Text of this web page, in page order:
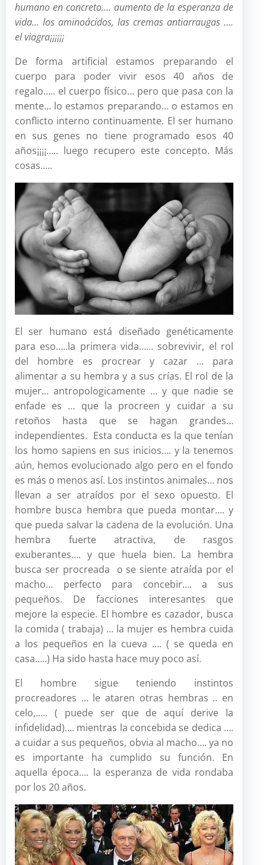
humano en concreto…. aumento de la esperanza de
vida… los aminoácidos, las cremas antiarraugas ….
el viagra¡¡¡¡¡¡
De forma artificial estamos preparando el
cuerpo para poder vivir esos 40 años de
regalo….. el cuerpo físico… pero que pasa con la
mente… lo estamos preparando… o estamos en
conflicto interno continuamente. El ser humano
en sus genes no tiene programado esos 40
años¡¡¡¡….. luego recupero este concepto. Más
cosas…..
El ser humano está diseñado genéticamente
para eso…..la primera vida…… sobrevivir, el rol
del hombre es procrear y cazar … para
alimentar a su hembra y a sus crías. El rol de la
mujer… antropologicamente … y que nadie se
enfade es … que la procreen y cuidar a su
retoños hasta que se hagan grandes…
independientes. Esta conducta es la que tenían
los homo sapiens en sus inicios…. y la tenemos
aún, hemos evolucionado algo pero en el fondo
es más o menos así. Los instintos animales… nos
llevan a ser atraídos por el sexo opuesto. El
hombre busca hembra que pueda montar…. y
que pueda salvar la cadena de la evolución. Una
hembra fuerte atractiva, de rasgos
exuberantes…. y que huela bien. La hembra
busca ser procreada o se siente atraída por el
macho… perfecto para concebir…. a sus
pequeños. De facciones interesantes que
mejore la especie. El hombre es cazador, busca
la comida ( trabaja) … la mujer es hembra cuida
a los pequeños en la cueva …. ( se queda en
casa…..) Ha sido hasta hace muy poco así.
El hombre sigue teniendo instintos
procreadores … le ataren otras hembras .. en
celo,….. ( puede ser que de aquí derive la
infidelidad)…. mientras la concebida se dedica ….
a cuidar a sus pequeños, obvia al macho…. ya no
es importante ha cumplido su función. En
aquella época…. la esperanza de vida rondaba
por los 20 años.